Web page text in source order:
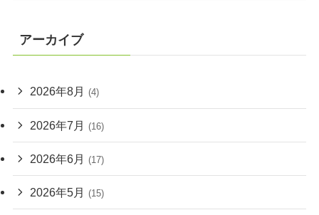
アーカイブ
2026年8月 (4)
2026年7月 (16)
2026年6月 (17)
2026年5月 (15)